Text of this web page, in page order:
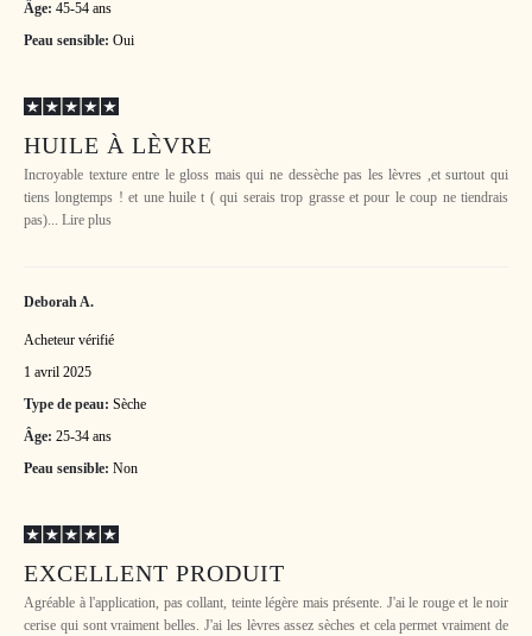
Âge: 45-54 ans
Peau sensible: Oui
HUILE À LÈVRE
Incroyable texture entre le gloss mais qui ne dessèche pas les lèvres ,et surtout qui
tiens longtemps ! et une huile t ( qui serais trop grasse et pour le coup ne tiendrais
pas)... Lire plus
Deborah A.
Acheteur vérifié
1 avril 2025
Type de peau: Sèche
Âge: 25-34 ans
Peau sensible: Non
EXCELLENT PRODUIT
Agréable à l'application, pas collant, teinte légère mais présente. J'ai le rouge et le noir
cerise qui sont vraiment belles. J'ai les lèvres assez sèches et cela permet vraiment de